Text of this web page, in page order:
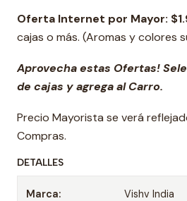
Oferta Internet por Mayor:
cajas o más. (Aromas y colores
Aprovecha estas Ofertas!
de cajas y agrega al Carro.
Precio Mayorista se verá
Compras.
DETALLES
Marca: Vishv India